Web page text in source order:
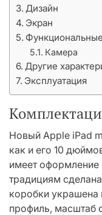
Дизайн
Экран
Камера
Другие
Эксплуатация
Новый Apple iPad
как и его 10
имеет оформление
традициям
коробки украшена
профиль, масштаб